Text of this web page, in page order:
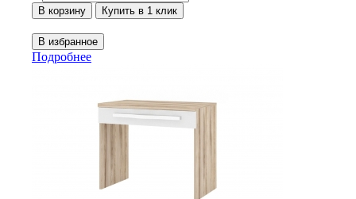
Подробнее